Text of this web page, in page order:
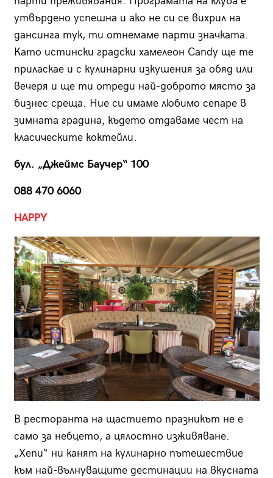
утвърдено успешна и ако не си се вихрил на
дансинга тук, ти отнемаме парти значката.
Като истински градски хамелеон Candy ще те
приласкае и с кулинарни изкушения за обяд или
вечеря и ще ти отреди най-доброто място за
бизнес среща. Ние си имаме любимо сепаре в
зимната градина, където отдаваме чест на
класическите коктейли.
бул. „Джеймс Баучер“ 100
088 470 6060
HAPPY
В ресторанта на щастието празникът не е
само за небцето, а цялостно изживяване.
„Хепи“ ни канят на кулинарно пътешествие
към най-вълнуващите дестинации на вкусната